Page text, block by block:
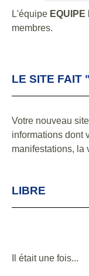
L'équipe
membres.
LE SITE FAIT
Votre nouveau
informations dont
manifestations, la
LIBRE
Il était une fois...